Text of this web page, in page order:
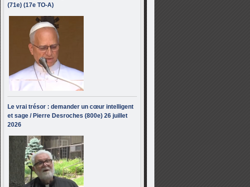
(71e) (17e TO-A)
Le vrai trésor : demander un cœur intelligent
et sage / Pierre Desroches (800e) 26 juillet
2026